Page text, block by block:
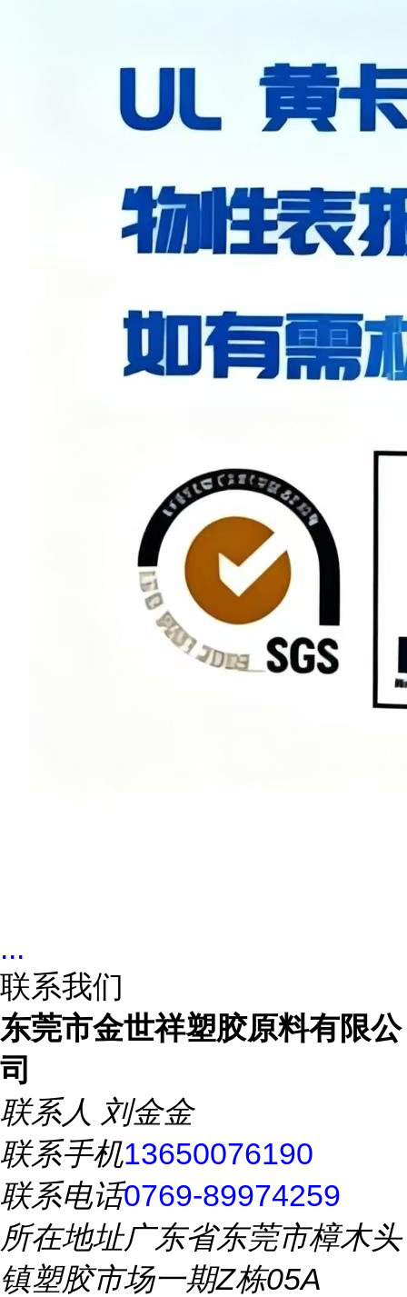
...
联系我们
东莞市金世祥塑胶原料有限公
司
联系人 刘金金
联系手机13650076190
联系电话0769-89974259
所在地址广东省东莞市樟木头
镇塑胶市场一期Z栋05A